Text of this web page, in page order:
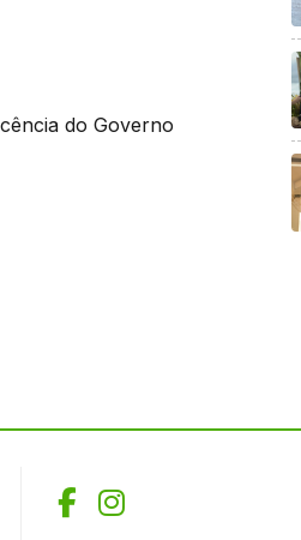
do Governo
Facebook
Instagram